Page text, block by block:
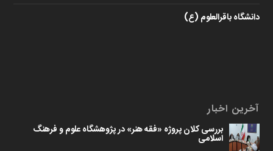
دانشگاه باقرالعلوم (ع)
آخرین اخبار
بررسی کلان پروژه «فقه هنر» در پژوهشگاه علوم و فرهنگ
اسلامی